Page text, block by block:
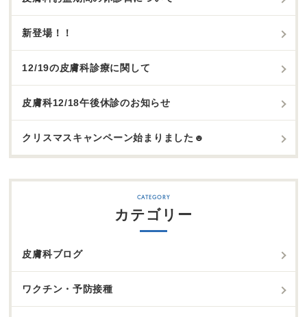
新登場！！
12/19の皮膚科診療に関して
皮膚科12/18午後休診のお知らせ
クリスマスキャンペーン始まりました☻
カテゴリー
皮膚科ブログ
ワクチン・予防接種